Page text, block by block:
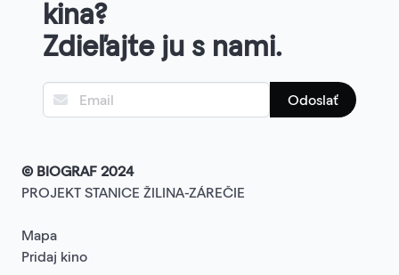
kina?
Zdieľajte ju s nami.
Odoslať
© BIOGRAF 2024
PROJEKT STANICE ŽILINA-ZÁREČIE
Mapa
Pridaj kino